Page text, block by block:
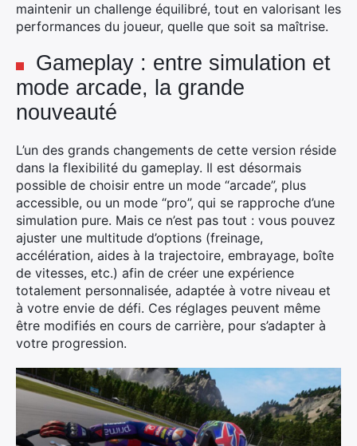
maintenir un challenge équilibré, tout en valorisant les
performances du joueur, quelle que soit sa maîtrise.
Gameplay : entre simulation et
mode arcade, la grande
nouveauté
L’un des grands changements de cette version réside
dans la flexibilité du gameplay. Il est désormais
possible de choisir entre un mode “arcade”, plus
accessible, ou un mode “pro”, qui se rapproche d’une
simulation pure. Mais ce n’est pas tout : vous pouvez
ajuster une multitude d’options (freinage,
accélération, aides à la trajectoire, embrayage, boîte
de vitesses, etc.) afin de créer une expérience
totalement personnalisée, adaptée à votre niveau et
à votre envie de défi. Ces réglages peuvent même
être modifiés en cours de carrière, pour s’adapter à
votre progression.